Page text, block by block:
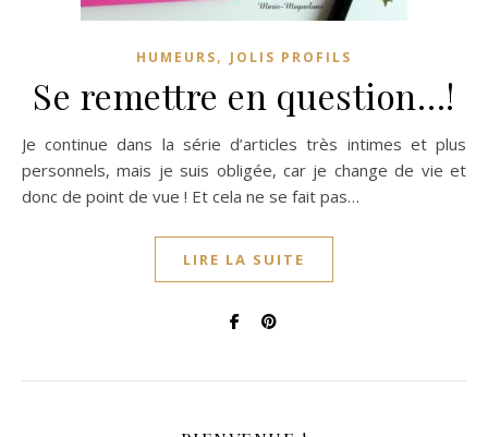
HUMEURS, JOLIS PROFILS
Se remettre en question…!
Je continue dans la série d’articles très intimes et plus
personnels, mais je suis obligée, car je change de vie et
donc de point de vue ! Et cela ne se fait pas…
LIRE LA SUITE